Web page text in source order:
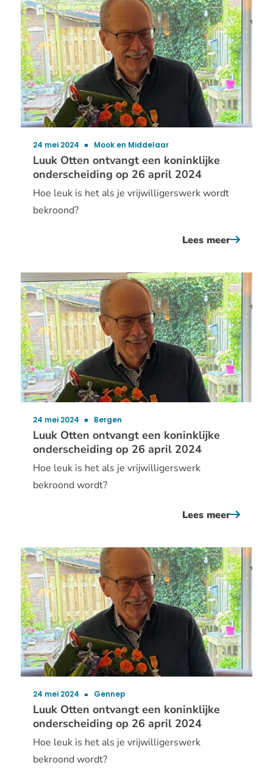
Luuk Otten ontvangt een koninklijke
onderscheiding op 26 april 2024
Publicatiedatum:
24 mei 2024 Mook en Middelaar
Hoe leuk is het als je vrijwilligerswerk wordt
bekroond?
Lees meerover
otten
een
op
26
april
Luuk Otten ontvangt een koninklijke
onderscheiding op 26 april 2024
Publicatiedatum:
24 mei 2024 Bergen
Hoe leuk is het als je vrijwilligerswerk
bekroond wordt?
Lees meerover
otten
een
op
26
april
Luuk Otten ontvangt een koninklijke
onderscheiding op 26 april 2024
Publicatiedatum:
24 mei 2024 Gennep
Hoe leuk is het als je vrijwilligerswerk
bekroond wordt?